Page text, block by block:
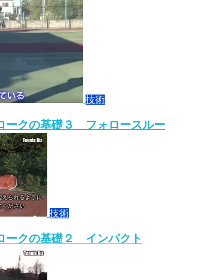
技術
ークの基礎３ フォロースルー
技術
ークの基礎２ インパクト